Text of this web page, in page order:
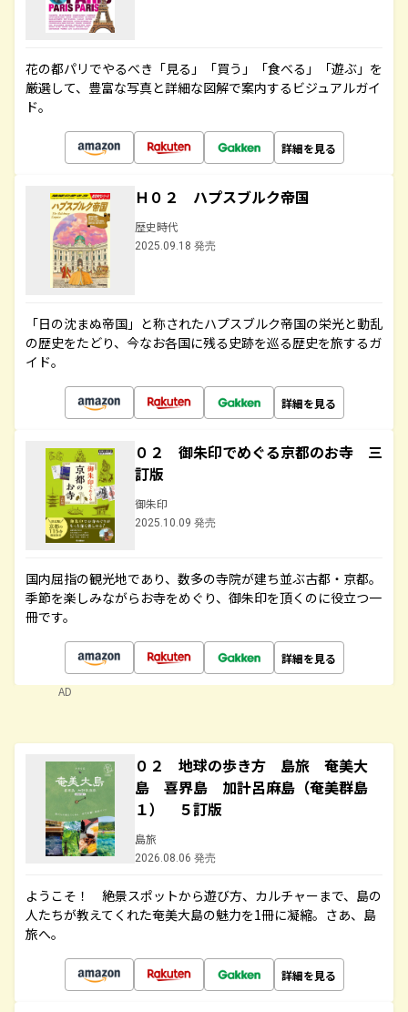
花の都パリでやるべき「見る」「買う」「食べる」「遊ぶ」を
厳選して、豊富な写真と詳細な図解で案内するビジュアルガイ
ド。
詳細を見る
Ｈ０２ ハプスブルク帝国
歴史時代
2025.09.18 発売
「日の沈まぬ帝国」と称されたハプスブルク帝国の栄光と動乱
の歴史をたどり、今なお各国に残る史跡を巡る歴史を旅するガ
イド。
詳細を見る
０２ 御朱印でめぐる京都のお寺 三
訂版
御朱印
2025.10.09 発売
国内屈指の観光地であり、数多の寺院が建ち並ぶ古都・京都。
季節を楽しみながらお寺をめぐり、御朱印を頂くのに役立つ一
冊です。
詳細を見る
AD
０２ 地球の歩き方 島旅 奄美大
島 喜界島 加計呂麻島（奄美群島
１） ５訂版
島旅
2026.08.06 発売
ようこそ！ 絶景スポットから遊び方、カルチャーまで、島の
人たちが教えてくれた奄美大島の魅力を1冊に凝縮。さあ、島
旅へ。
詳細を見る